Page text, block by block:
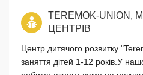
TEREMOK-
ЦЕНТРІВ
Центр дитячого розвитку
заняття дітей 1-12 років.У